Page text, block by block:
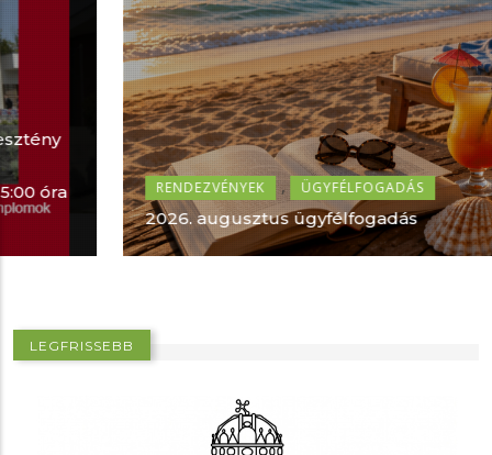
RENDEZVÉNYEK , ÜGYFÉLFOGADÁS
2026. augusztus ügyfélfogadás
LEGFRISSEBB